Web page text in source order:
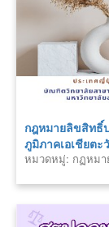
กฎหมายลิขสิทธิ์
ภูมิภาคเอเชียตะ
2 ประเทศญี่ปุ่น
หมวดหมู่: กฏหมา